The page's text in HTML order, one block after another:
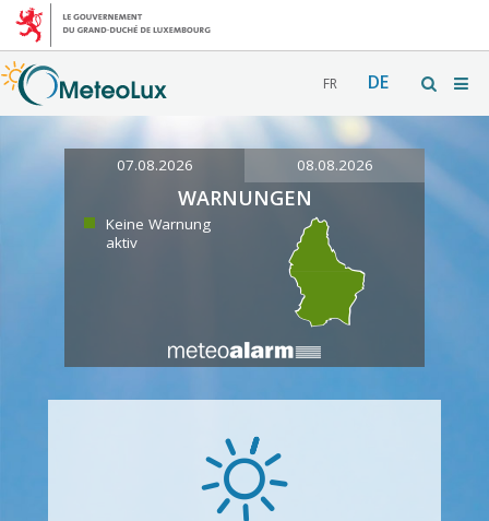
FR DE
07.08.2026 08.08.2026
WARNUNGEN
Keine Warnung
aktiv